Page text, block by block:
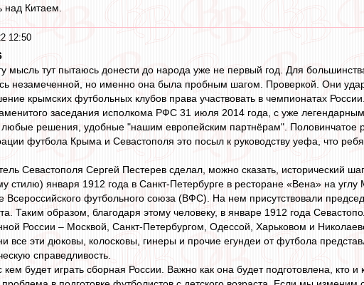
Китаем.
12:50
мысль тут пытаюсь донести до народа уже не первый год. Для
незамеченной, но именно она была пробным шагом. Проверкой. Они
крымских футбольных клубов права участвовать в чемпионатах России.
заседания исполкома РФС 31 июля 2014 года, с уже
решения, удобные "нашим европейским партнёрам". Половинчатое
футбола Крыма и Севастополя это посыл к руководству уефа, что
Севастополя Сергей Пестерев сделал, можно сказать, исторический
стилю) января 1912 года в Санкт-Петербурге в ресторане «Вена» на
Всероссийского футбольного союза (ВФС). На нем присутствовали
Таким образом, благодаря этому человеку, в январе 1912 года
России – Москвой, Санкт-Петербургом, Одессой, Харьковом и
все эти дюковы, колосковы, гинеры и прочие егундеи от футбола
справедливость.
будет играть сборная России. Важно как она будет подготовлена, кто